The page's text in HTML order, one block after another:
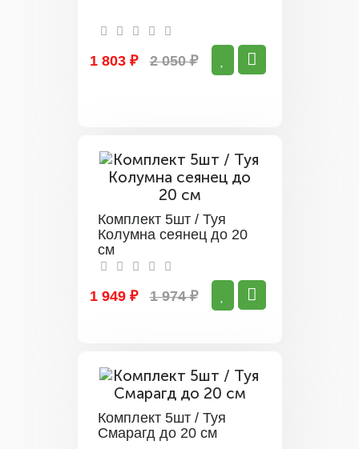
1 803 ₽ 2 050 ₽
Комплект 5шт / Туя
Колумна сеянец до 20
см
1 949 ₽ 1 974 ₽
Комплект 5шт / Туя
Смарагд до 20 см